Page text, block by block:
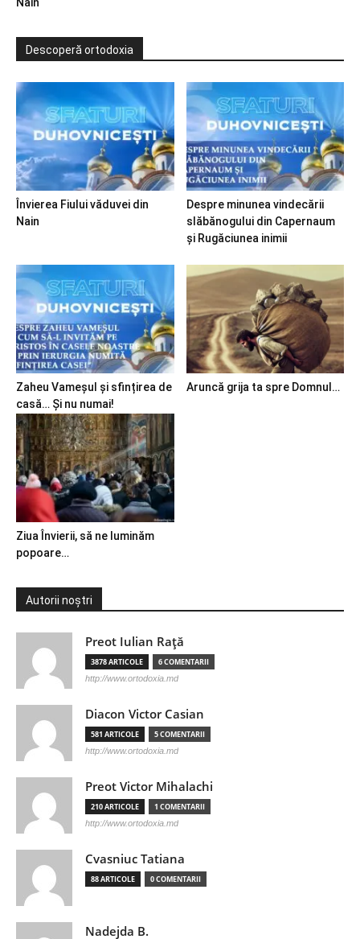
Descoperă ortodoxia
Învierea Fiului văduvei din
Nain
Despre minunea vindecării
slăbănogului din Capernaum
și Rugăciunea inimii
Zaheu Vameșul și sfințirea de
casă… Și nu numai!
Aruncă grija ta spre Domnul…
Ziua Învierii, să ne luminăm
popoare…
Autorii noștri
Preot Iulian Raţă
3878 ARTICOLE 6 COMENTARII
http://www.ortodoxia.md
Diacon Victor Casian
581 ARTICOLE 5 COMENTARII
http://www.ortodoxia.md
Preot Victor Mihalachi
210 ARTICOLE 1 COMENTARII
http://www.ortodoxia.md
Cvasniuc Tatiana
88 ARTICOLE 0 COMENTARII
Nadejda B.